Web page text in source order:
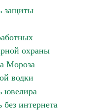
защиты
охраны
Мороза
водки
ювелира
интернета